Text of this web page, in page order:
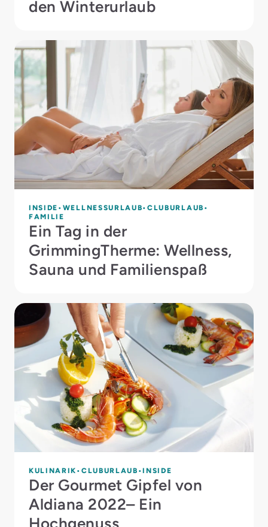
den Winterurlaub
INSIDE WELLNESSURLAUB
CLUBURLAUB
FAMILIE
Ein Tag in der
GrimmingTherme: Wellness,
Sauna und Familienspaß
KULINARIK CLUBURLAUB INSIDE
Der Gourmet Gipfel von
Aldiana 2022– Ein
Hochgenuss